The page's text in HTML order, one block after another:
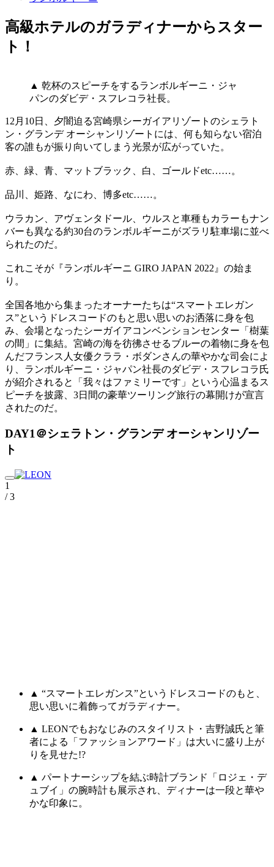
高級ホテルのガラディナーからスター
ト！
▲ 乾杯のスピーチをするランボルギーニ・ジャ
パンのダビデ・スフレコラ社長。
12月10日、夕闇迫る宮崎県シーガイアリゾートのシェラト
ン・グランデ オーシャンリゾートには、何も知らない宿泊
客の誰もが振り向いてしまう光景が広がっていた。
赤、緑、青、マットブラック、白、ゴールドetc……。
品川、姫路、なにわ、博多etc……。
ウラカン、アヴェンタドール、ウルスと車種もカラーもナン
バーも異なる約30台のランボルギーニがズラリ駐車場に並べ
られたのだ。
これこそが『ランボルギーニ GIRO JAPAN 2022』の始ま
り。
全国各地から集まったオーナーたちは“スマートエレガン
ス”というドレスコードのもと思い思いのお洒落に身を包
み、会場となったシーガイアコンベンションセンター「樹葉
の間」に集結。宮崎の海を彷彿させるブルーの着物に身を包
んだフランス人女優クララ・ボダンさんの華やかな司会によ
り、ランボルギーニ・ジャパン社長のダビデ・スフレコラ氏
が紹介されると「我々はファミリーです」という心温まるス
ピーチを披露、3日間の豪華ツーリング旅行の幕開けが宣言
されたのだ。
DAY1＠シェラトン・グランデ オーシャンリゾー
ト
1
/ 3
▲ “スマートエレガンス”というドレスコードのもと、
思い思いに着飾ってガラディナー。
▲ LEONでもおなじみのスタイリスト・吉野誠氏と筆
者による「ファッションアワード」は大いに盛り上が
りを見せた!?
▲ パートナーシップを結ぶ時計ブランド「ロジェ・デ
ュブイ」の腕時計も展示され、ディナーは一段と華や
かな印象に。